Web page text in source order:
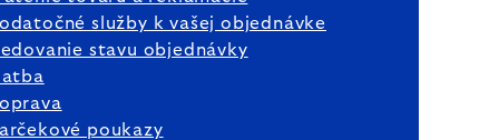
služby k vašej objednávke
stavu objednávky
poukazy